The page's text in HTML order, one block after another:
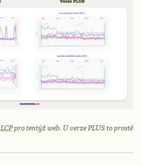
LCPpro tentýž web. U verze PLUS to prostě